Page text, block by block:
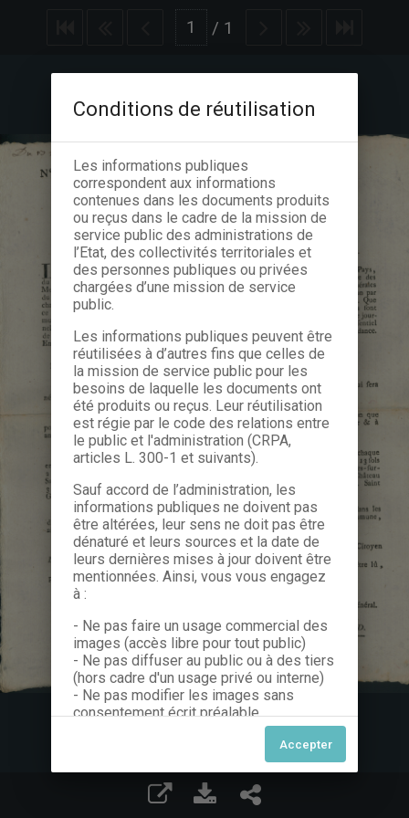
/ 1
Conditions de réutilisation
Les informations publiques
correspondent aux informations
contenues dans les documents produits
ou reçus dans le cadre de la mission de
service public des administrations de
l’Etat, des collectivités territoriales et
des personnes publiques ou privées
chargées d’une mission de service
public.
Les informations publiques peuvent être
réutilisées à d’autres fins que celles de
la mission de service public pour les
besoins de laquelle les documents ont
été produits ou reçus. Leur réutilisation
est régie par le code des relations entre
le public et l'administration (CRPA,
articles L. 300-1 et suivants).
Sauf accord de l’administration, les
informations publiques ne doivent pas
être altérées, leur sens ne doit pas être
dénaturé et leurs sources et la date de
leurs dernières mises à jour doivent être
mentionnées. Ainsi, vous vous engagez
à :
- Ne pas faire un usage commercial des
images (accès libre pour tout public)
- Ne pas diffuser au public ou à des tiers
(hors cadre d'un usage privé ou interne)
- Ne pas modifier les images sans
consentement écrit préalable
Dans le cas contraire, nous vous invitons
à nous contacter afin de solliciter le type
de Licence souhaitée parmi celles
proposées et le cas échéant, acquitter